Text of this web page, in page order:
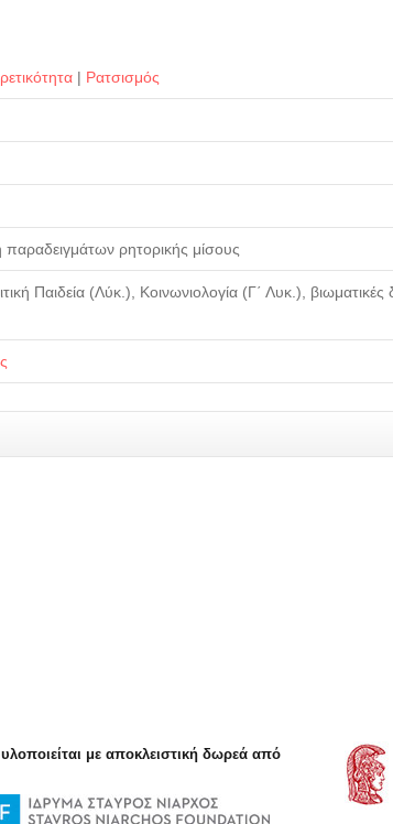
| Ρατσισμός
ρητορικής μίσους
Παιδεία (Λύκ.), Κοινωνιολογία (Γ΄ Λυκ.), βιωματικές
με αποκλειστική δωρεά από